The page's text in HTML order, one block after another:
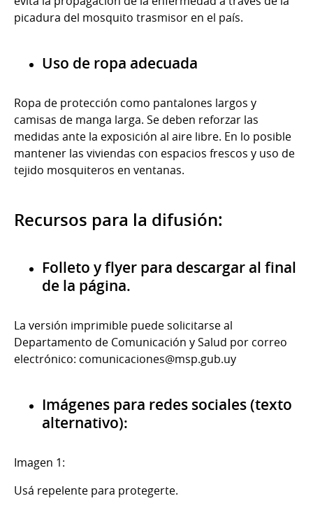
picadura del mosquito trasmisor en el país.
Uso de ropa adecuada
Ropa de protección como pantalones largos y
camisas de manga larga. Se deben reforzar las
medidas ante la exposición al aire libre. En lo posible
mantener las viviendas con espacios frescos y uso de
tejido mosquiteros en ventanas.
Recursos para la difusión:
Folleto y flyer para descargar al final
de la página.
La versión imprimible puede solicitarse al
Departamento de Comunicación y Salud por correo
electrónico: comunicaciones@msp.gub.uy
Imágenes para redes sociales (texto
alternativo):
Imagen 1:
Usá repelente para protegerte.